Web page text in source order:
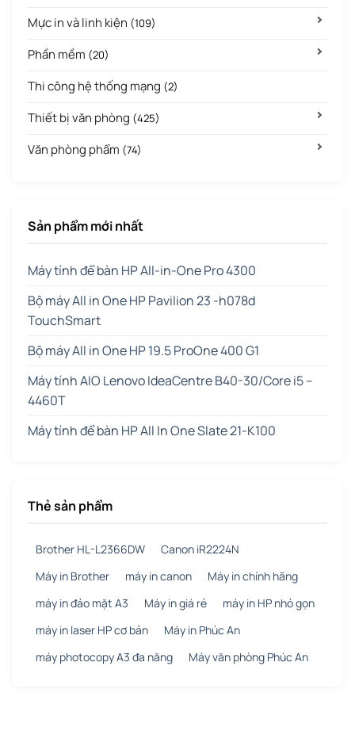
Mực in và linh kiện (109)
Phần mềm (20)
Thi công hệ thống mạng (2)
Thiết bị văn phòng (425)
Văn phòng phẩm (74)
Sản phẩm mới nhất
Máy tính để bàn HP All-in-One Pro 4300
Bộ máy All in One HP Pavilion 23 -h078d
TouchSmart
Bộ máy All in One HP 19.5 ProOne 400 G1
Máy tính AIO Lenovo IdeaCentre B40-30/Core i5 –
4460T
Máy tính để bàn HP All In One Slate 21-K100
Thẻ sản phẩm
Brother HL-L2366DW
Canon iR2224N
Máy in Brother
máy in canon
Máy in chính hãng
máy in đảo mặt A3
Máy in giá rẻ
máy in HP nhỏ gọn
máy in laser HP cơ bản
Máy in Phúc An
máy photocopy A3 đa năng
Máy văn phòng Phúc An